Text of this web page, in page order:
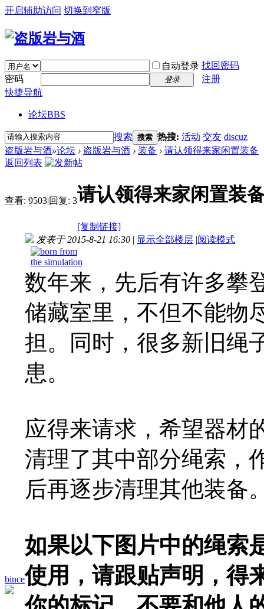
开启辅助访问 切换到窄版
自动登录 找回密码
密码
登录
注册
快捷导航
论坛BBS
搜索 搜索 热搜: 活动 交友 discuz
盗版岩与酒»论坛 › 盗版岩与酒 › 装备 › 请认领得来家闲置装备
返回列表
查看: 9503|回复: 3请认领得来家闲置装
[复制链接]
bince
发表于 2015-8-21 16:30 | 显示全部楼层 |阅读模式
数年来，先后有许多攀
储藏室里，不但不能物
担。同时，很多新旧绳
患。
应得来请求，希望器材
清理了其中部分绳索，
后再逐步清理其他装备
如果以下图片中的绳索
使用，请跟贴声明，得